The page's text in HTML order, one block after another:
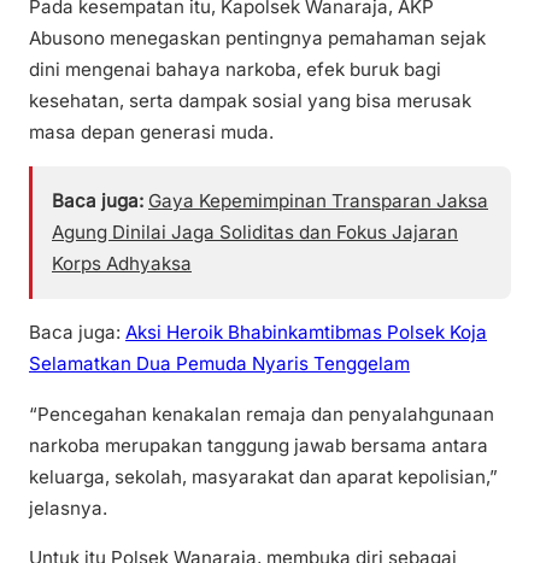
Pada kesempatan itu, Kapolsek Wanaraja, AKP
Abusono menegaskan pentingnya pemahaman sejak
dini mengenai bahaya narkoba, efek buruk bagi
kesehatan, serta dampak sosial yang bisa merusak
masa depan generasi muda.
Baca juga: Gaya Kepemimpinan Transparan Jaksa
Agung Dinilai Jaga Soliditas dan Fokus Jajaran
Korps Adhyaksa
Baca juga: Aksi Heroik Bhabinkamtibmas Polsek Koja
Selamatkan Dua Pemuda Nyaris Tenggelam
“Pencegahan kenakalan remaja dan penyalahgunaan
narkoba merupakan tanggung jawab bersama antara
keluarga, sekolah, masyarakat dan aparat kepolisian,”
jelasnya.
Untuk itu Polsek Wanaraja, membuka diri sebagai